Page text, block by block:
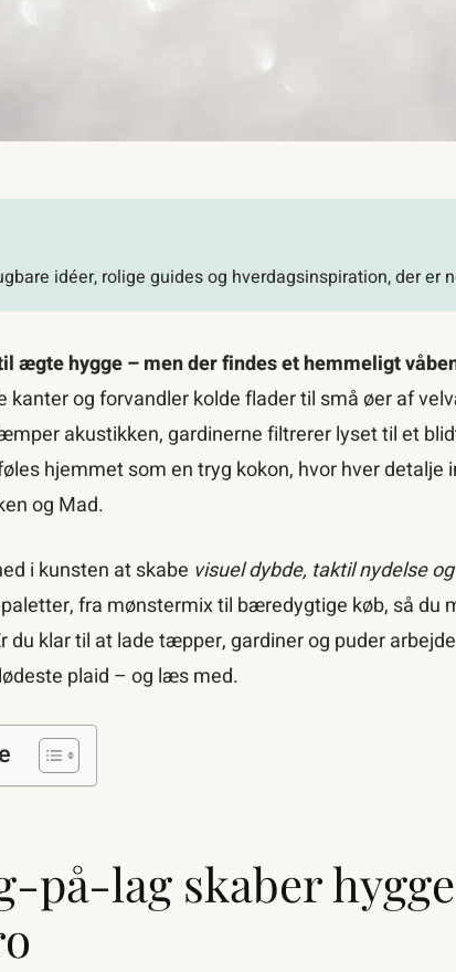
idéer, rolige guides og hverdagsinspiration, der er
ægte hygge – men der findes et hemmeligt
og forvandler kolde flader til små øer af
akustikken, gardinerne filtrerer lyset til et
hjemmet som en tryg kokon, hvor hver detalje
og Mad.
i kunsten at skabe visuel dybde, taktil nydelse
fra mønster­mix til bæredygtige køb, så du
klar til at lade tæpper, gardiner og puder
plaid – og læs med.
på-lag skaber